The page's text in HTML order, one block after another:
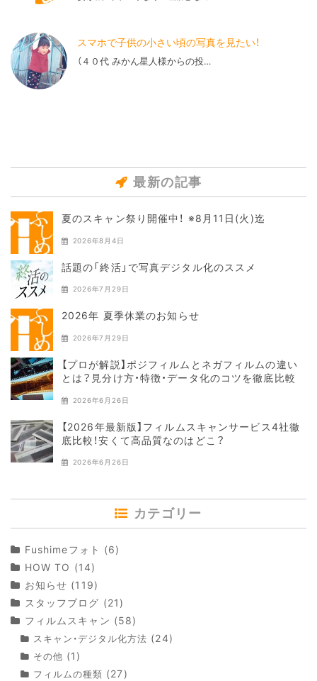
スマホで子供の小さい頃の写真を見たい！
（４０代 みかん星人様からの投…
最新の記事
夏のスキャン祭り開催中！ ※8月11日(火)迄
2026年8月4日
話題の「終活」で写真デジタル化のススメ
2026年7月29日
2026年 夏季休業のお知らせ
2026年7月29日
【プロが解説】ポジフィルムとネガフィルムの違い
とは？見分け方・特徴・データ化のコツを徹底比較
2026年6月26日
【2026年最新版】フィルムスキャンサービス4社徹
底比較！安くて高品質なのはどこ？
2026年6月26日
カテゴリー
Fushimeフォト (6)
HOW TO (14)
お知らせ (119)
スタッフブログ (21)
フィルムスキャン (58)
スキャン・デジタル化方法 (24)
その他 (1)
フィルムの種類 (27)